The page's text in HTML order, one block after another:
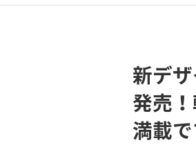
新デ
発売
満載で